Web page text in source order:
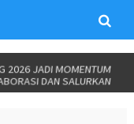
2026 JADI MOMENTUM
DAN SALURKAN